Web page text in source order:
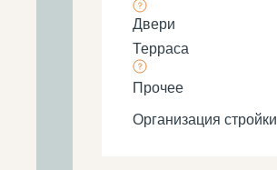
Двери
Терраса
Прочее
Организация стройки